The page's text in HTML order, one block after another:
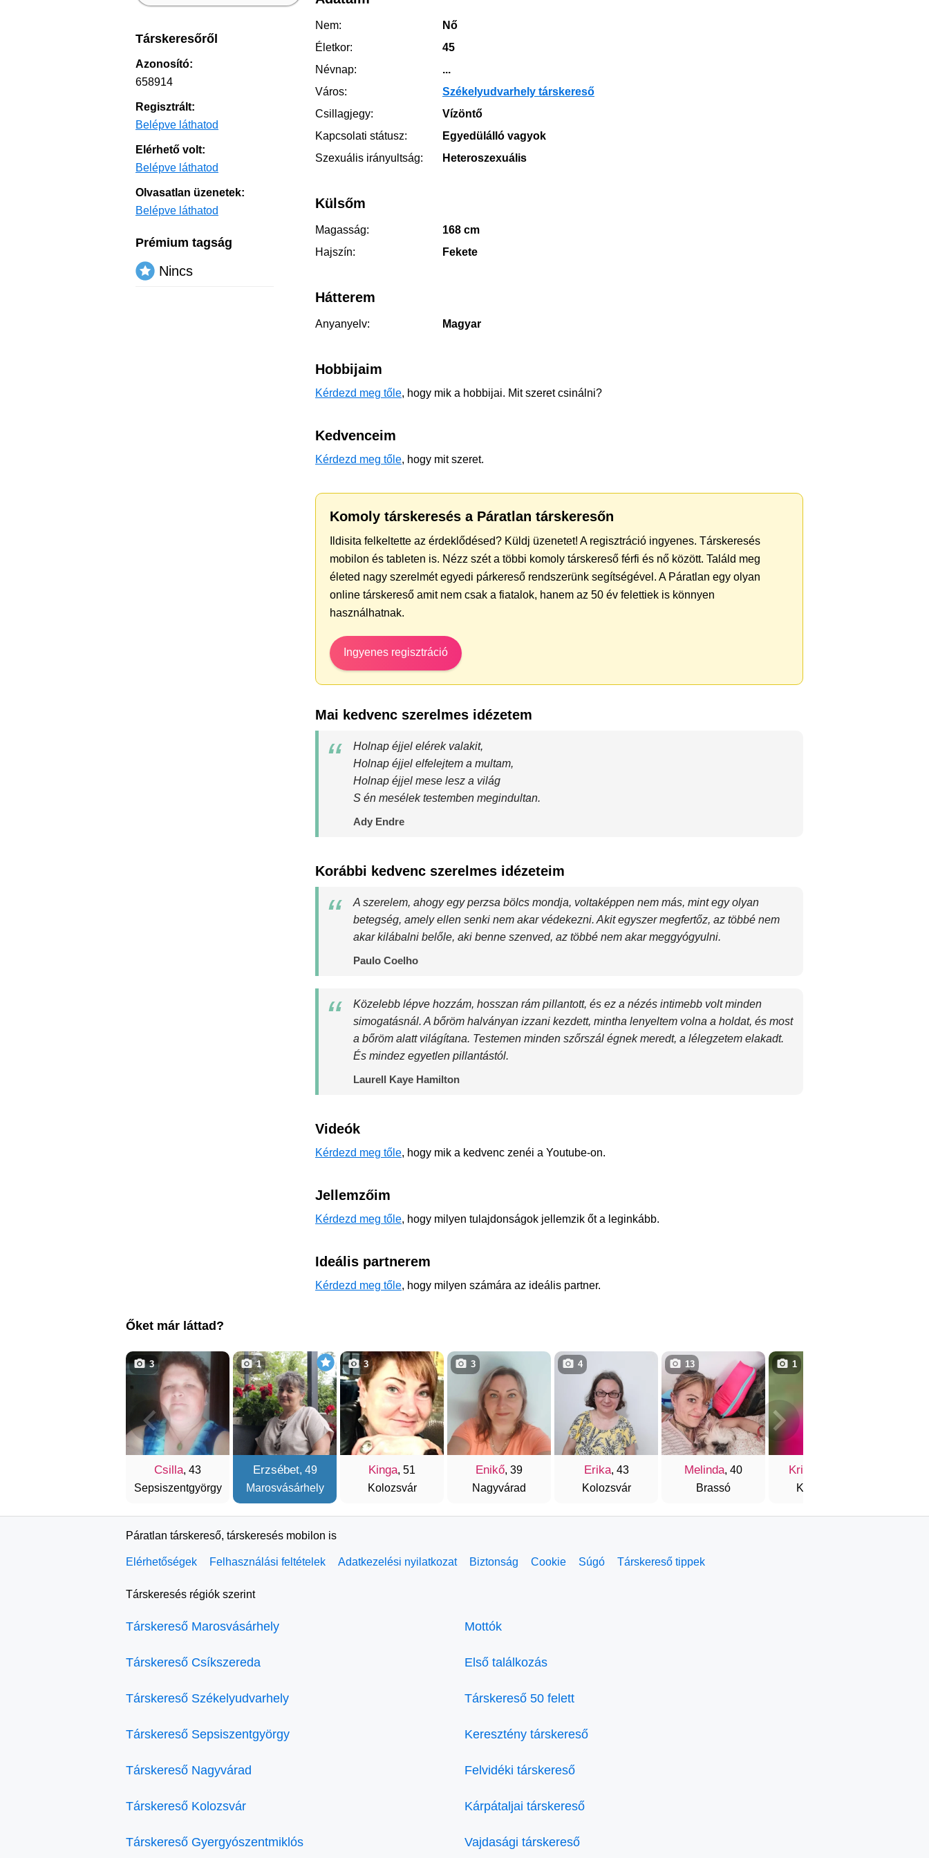
Nem:
Nő
Életkor:
45
Névnap:
...
Város:
Székelyudvarhely társkereső
Csillagjegy:
Vízöntő
Kapcsolati státusz:
Egyedülálló vagyok
Szexuális irányultság:
Heteroszexuális
Külsőm
Magasság:
168 cm
Hajszín:
Fekete
Hátterem
Anyanyelv: Magyar
Hobbijaim
Kérdezd meg tőle, hogy mik a hobbijai. Mit szeret csinálni?
Kedvenceim
Kérdezd meg tőle, hogy mit szeret.
Komoly társkeresés a Páratlan társkeresőn
Ildisita felkeltette az érdeklődésed? Küldj üzenetet! A regisztráció ingyenes. Társkeresés
mobilon és tableten is. Nézz szét a többi komoly társkereső férfi és nő között. Találd meg
életed nagy szerelmét egyedi párkereső rendszerünk segítségével. A Páratlan egy olyan
online társkereső amit nem csak a fiatalok, hanem az 50 év felettiek is könnyen
használhatnak.
Ingyenes regisztráció
Mai kedvenc szerelmes idézetem
Holnap éjjel elérek valakit,
Holnap éjjel elfelejtem a multam,
Holnap éjjel mese lesz a világ
S én mesélek testemben megindultan.
Ady Endre
Korábbi kedvenc szerelmes idézeteim
A szerelem, ahogy egy perzsa bölcs mondja, voltaképpen nem más, mint egy olyan
betegség, amely ellen senki nem akar védekezni. Akit egyszer megfertőz, az többé nem
akar kilábalni belőle, aki benne szenved, az többé nem akar meggyógyulni.
Paulo Coelho
Közelebb lépve hozzám, hosszan rám pillantott, és ez a nézés intimebb volt minden
simogatásnál. A bőröm halványan izzani kezdett, mintha lenyeltem volna a holdat, és most
a bőröm alatt világítana. Testemen minden szőrszál égnek meredt, a lélegzetem elakadt.
És mindez egyetlen pillantástól.
Laurell Kaye Hamilton
Videók
Kérdezd meg tőle, hogy mik a kedvenc zenéi a Youtube-on.
Jellemzőim
Kérdezd meg tőle, hogy milyen tulajdonságok jellemzik őt a leginkább.
Ideális partnerem
Kérdezd meg tőle, hogy milyen számára az ideális partner.
Társkeresőről
Azonosító:
658914
Regisztrált:
Belépve láthatod
Elérhető volt:
Belépve láthatod
Olvasatlan üzenetek:
Belépve láthatod
Prémium tagság
Nincs
Őket már láttad?
Csilla, 43
Sepsiszentgyörgy
3
Erzsébet, 49
Marosvásárhely
1
Kinga, 51
Kolozsvár
3
Enikő, 39
Nagyvárad
3
Erika, 43
Kolozsvár
4
Melinda, 40
Brassó
13
Krisztina
Kolozsvár
1
Páratlan társkereső, társkeresés mobilon is
Elérhetőségek Felhasználási feltételek Adatkezelési nyilatkozat Biztonság Cookie Súgó Társkereső tippek
Társkeresés régiók szerint
Társkereső Marosvásárhely
Társkereső Csíkszereda
Társkereső Székelyudvarhely
Társkereső Sepsiszentgyörgy
Társkereső Nagyvárad
Társkereső Kolozsvár
Társkereső Gyergyószentmiklós
Mottók
Első találkozás
Társkereső 50 felett
Keresztény társkereső
Felvidéki társkereső
Kárpátaljai társkereső
Vajdasági társkereső